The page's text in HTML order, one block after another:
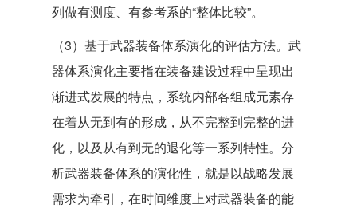
列做有测度、有参考系的“整体比较”。
（3）基于武器装备体系演化的评估方法。武
器体系演化主要指在装备建设过程中呈现出
渐进式发展的特点，系统内部各组成元素存
在着从无到有的形成，从不完整到完整的进
化，以及从有到无的退化等一系列特性。分
析武器装备体系的演化性，就是以战略发展
需求为牵引，在时间维度上对武器装备的能